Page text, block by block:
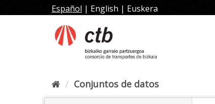
al
Español | English | Euskera
Conjuntos de datos